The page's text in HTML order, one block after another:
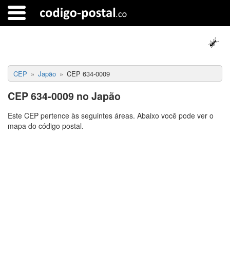
CEP Japão CEP 634-0009
CEP 634-0009 no Japão
Este CEP pertence às seguintes áreas. Abaixo você pode ver o
mapa do código postal.